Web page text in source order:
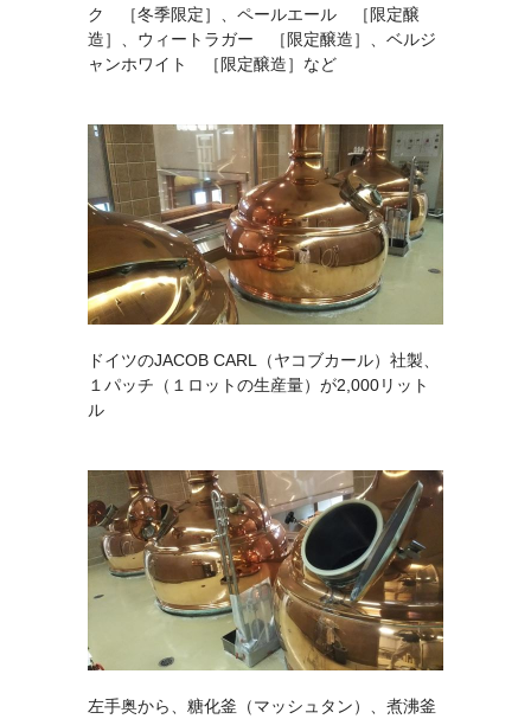
ク ［冬季限定］、ペールエール ［限定醸
造］、ウィートラガー ［限定醸造］、ベルジ
ャンホワイト ［限定醸造］など
ドイツのJACOB CARL（ヤコブカール）社製、
１パッチ（１ロットの生産量）が2,000リット
ル
左手奥から、糖化釜（マッシュタン）、煮沸釜